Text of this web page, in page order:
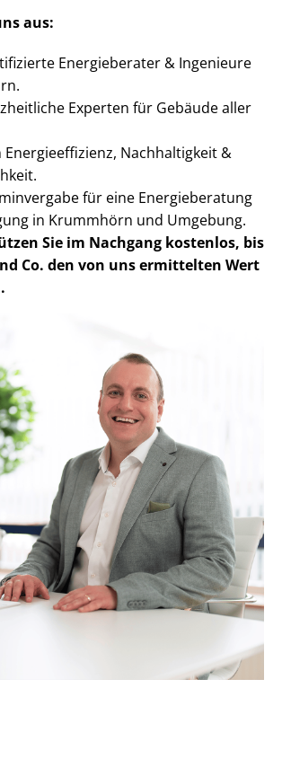
aus:
Energieberater & Ingenieure
Experten für Gebäude aller
Nachhaltigkeit &
für eine Energieberatung
in Krummhörn und Umgebung.
Sie im Nachgang kostenlos, bis
Co. den von uns ermittelten Wert
.